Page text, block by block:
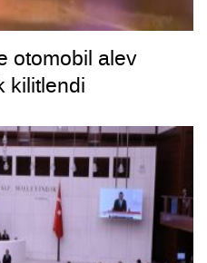
otomobil alev
kilitlendi